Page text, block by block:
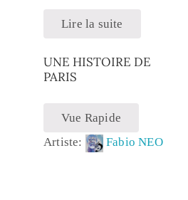
Lire la suite
UNE HISTOIRE DE
PARIS
Vue Rapide
Artiste:
Fabio NEO